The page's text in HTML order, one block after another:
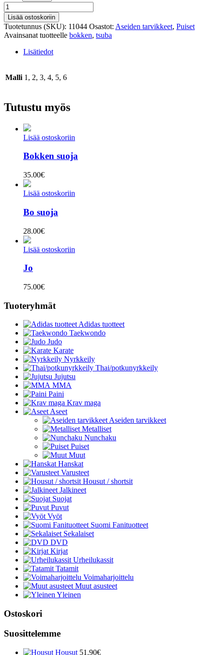
Tsuba
määrä
Lisää ostoskoriin
Tuotetunnus (SKU): 11044 Osastot: Aseiden tarvikkeet, Puiset
Avainsanat tuotteelle bokken, tsuba
Lisätiedot
Malli 1, 2, 3, 4, 5, 6
Tutustu myös
Lisää ostoskoriin
Bokken suoja
35.00€
Lisää ostoskoriin
Bo suoja
28.00€
Lisää ostoskoriin
Jo
75.00€
Tuoteryhmät
Adidas tuotteet
Taekwondo
Judo
Karate
Nyrkkeily
Thai/potkunyrkkeily
Jujutsu
MMA
Paini
Krav maga
Aseet
Aseiden tarvikkeet
Metalliset
Nunchaku
Puiset
Muut
Hanskat
Varusteet
Housut / shortsit
Jalkineet
Suojat
Puvut
Vyöt
Suomi Fanituotteet
Sekalaiset
DVD
Kirjat
Urheilukassit
Tatamit
Voimaharjoittelu
Muut asusteet
Yleinen
Ostoskori
Suosittelemme
Housut 51.90€